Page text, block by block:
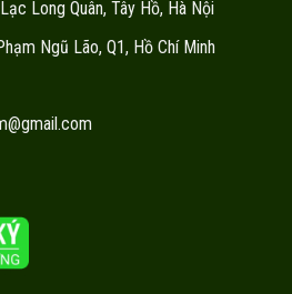
Long Quân, Tây Hồ, Hà Nội
Ngũ Lão, Q1, Hồ Chí Minh